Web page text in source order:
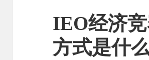
IEO经济
方式是什